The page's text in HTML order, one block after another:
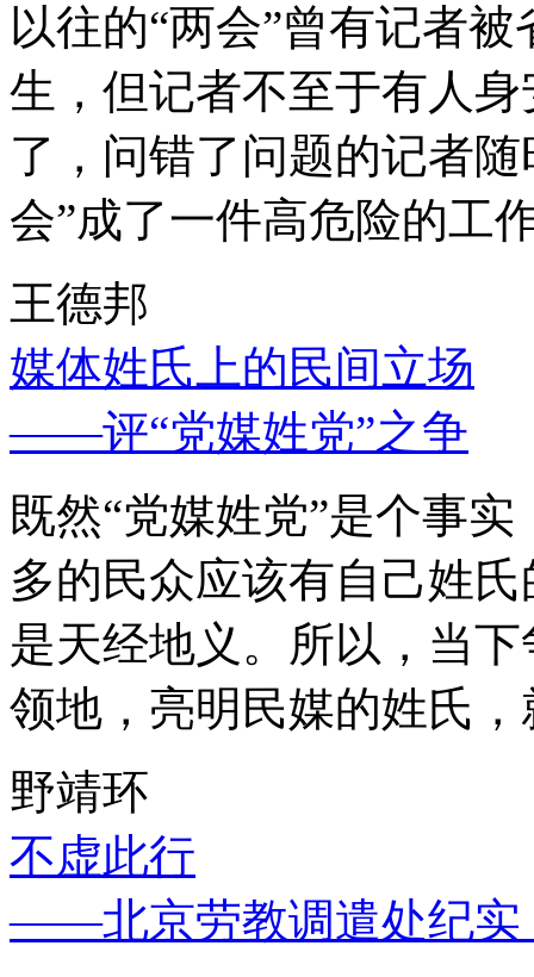
以往的“两会”曾有记者
生，但记者不至于有人
了，问错了问题的记者
会”成了一件高危险的工
王德邦
媒体姓氏上的民间立场
——评“党媒姓党”之争
既然“党媒姓党”是个事
多的民众应该有自己姓
是天经地义。所以，当
领地，亮明民媒的姓氏
野靖环
不虚此行
——北京劳教调遣处纪实